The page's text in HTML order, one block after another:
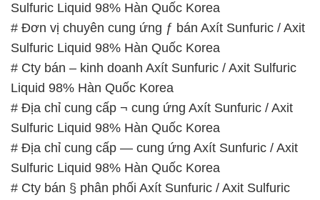
Sulfuric Liquid 98% Hàn Quốc Korea
# Đơn vị chuyên cung ứng ƒ bán Axít Sunfuric / Axit
Sulfuric Liquid 98% Hàn Quốc Korea
# Cty bán – kinh doanh Axít Sunfuric / Axit Sulfuric
Liquid 98% Hàn Quốc Korea
# Địa chỉ cung cấp ¬ cung ứng Axít Sunfuric / Axit
Sulfuric Liquid 98% Hàn Quốc Korea
# Địa chỉ cung cấp — cung ứng Axít Sunfuric / Axit
Sulfuric Liquid 98% Hàn Quốc Korea
# Cty bán § phân phối Axít Sunfuric / Axit Sulfuric